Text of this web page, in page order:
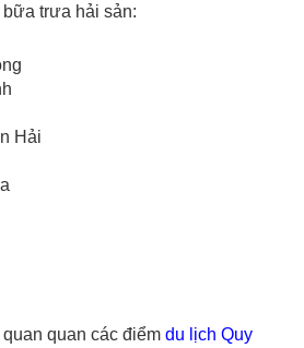
bữa trưa hải sản:
Hải
quan các điểm du lịch Quy